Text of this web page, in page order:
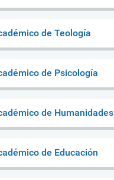
de Teología
de Psicología
de Humanidades
de Educación